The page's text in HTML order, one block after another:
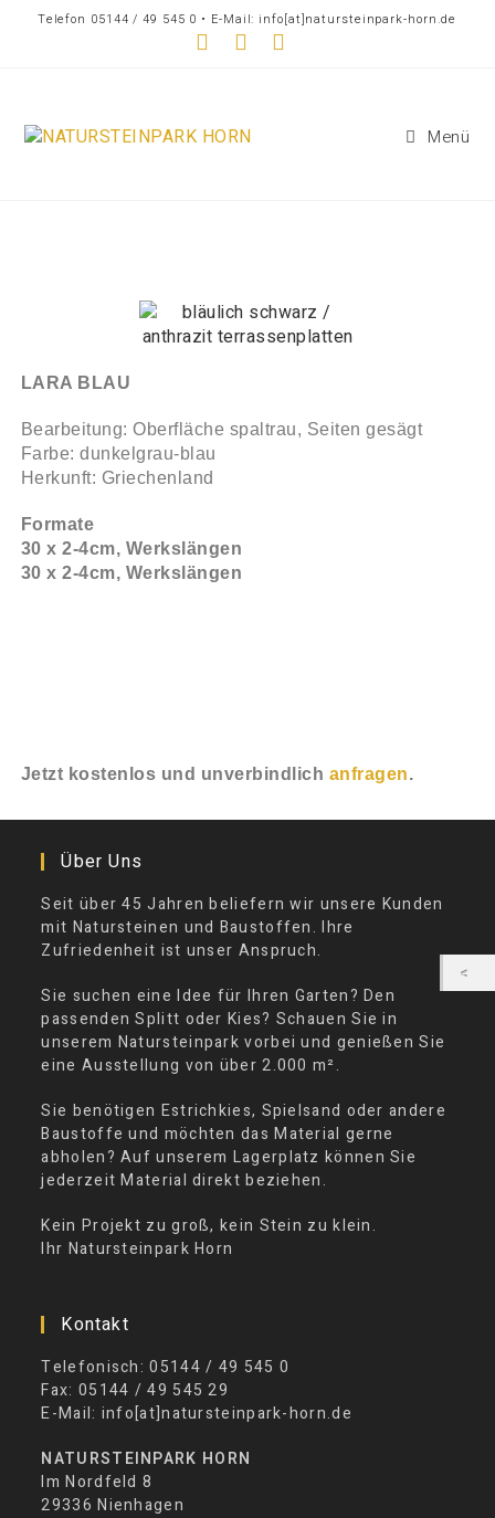
Telefon 05144 / 49 545 0 • E-Mail: info[at]natursteinpark-horn.de
Menü
LARA BLAU
Bearbeitung: Oberfläche spaltrau, Seiten gesägt
Farbe: dunkelgrau-blau
Herkunft: Griechenland
Formate
30 x 2-4cm, Werkslängen
30 x 2-4cm, Werkslängen
Jetzt kostenlos und unverbindlich anfragen.
Über Uns
Seit über 45 Jahren beliefern wir unsere Kunden
mit Natursteinen und Baustoffen. Ihre
Zufriedenheit ist unser Anspruch.
Sie suchen eine Idee für Ihren Garten? Den
passenden Splitt oder Kies? Schauen Sie in
unserem Natursteinpark vorbei und genießen Sie
eine Ausstellung von über 2.000 m².
Sie benötigen Estrichkies, Spielsand oder andere
Baustoffe und möchten das Material gerne
abholen? Auf unserem Lagerplatz können Sie
jederzeit Material direkt beziehen.
Kein Projekt zu groß, kein Stein zu klein.
Ihr Natursteinpark Horn
Kontakt
Telefonisch: 05144 / 49 545 0
Fax: 05144 / 49 545 29
E-Mail: info[at]natursteinpark-horn.de
NATURSTEINPARK HORN
Im Nordfeld 8
29336 Nienhagen